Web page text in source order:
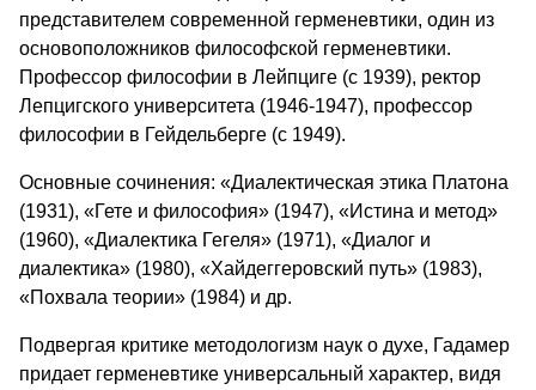
представителем современной герменевтики, один из
основоположников философской герменевтики.
Профессор философии в Лейпциге (с 1939), ректор
Лепцигского университета (1946-1947), профессор
философии в Гейдельберге (с 1949).
Основные сочинения: «Диалектическая этика Платона
(1931), «Гете и философия» (1947), «Истина и метод»
(1960), «Диалектика Гегеля» (1971), «Диалог и
диалектика» (1980), «Хайдеггеровский путь» (1983),
«Похвала теории» (1984) и др.
Подвергая критике методологизм наук о духе, Гадамер
придает герменевтике универсальный характер, видя